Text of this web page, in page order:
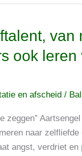
van
ook leren
en afscheid /
zeggen”
naar
angst, verdriet